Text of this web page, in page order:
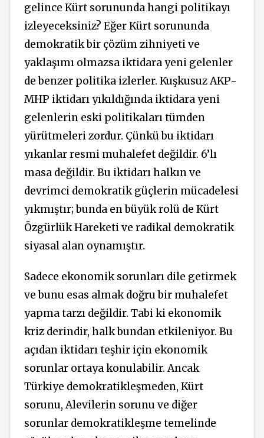
gelince Kürt sorununda hangi politikayı
izleyeceksiniz? Eğer Kürt sorununda
demokratik bir çözüm zihniyeti ve
yaklaşımı olmazsa iktidara yeni gelenler
de benzer politika izlerler. Kuşkusuz AKP-
MHP iktidarı yıkıldığında iktidara yeni
gelenlerin eski politikaları tümden
yürütmeleri zordur. Çünkü bu iktidarı
yıkanlar resmi muhalefet değildir. 6’lı
masa değildir. Bu iktidarı halkın ve
devrimci demokratik güçlerin mücadelesi
yıkmıştır; bunda en büyük rolü de Kürt
Özgürlük Hareketi ve radikal demokratik
siyasal alan oynamıştır.
Sadece ekonomik sorunları dile getirmek
ve bunu esas almak doğru bir muhalefet
yapma tarzı değildir. Tabi ki ekonomik
kriz derindir, halk bundan etkileniyor. Bu
açıdan iktidarı teşhir için ekonomik
sorunlar ortaya konulabilir. Ancak
Türkiye demokratikleşmeden, Kürt
sorunu, Alevilerin sorunu ve diğer
sorunlar demokratikleşme temelinde